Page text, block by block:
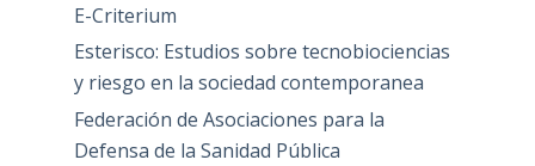
E-Criterium
Esterisco: Estudios sobre tecnobiociencias
y riesgo en la sociedad contemporanea
Federación de Asociaciones para la
Defensa de la Sanidad Pública